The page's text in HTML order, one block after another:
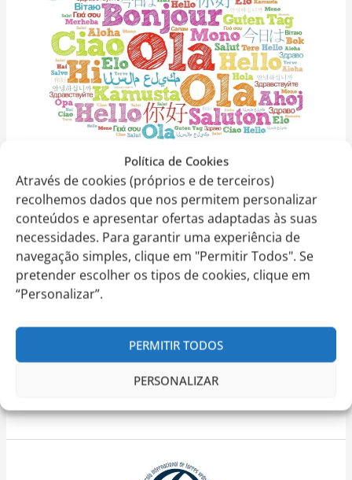
Política de Cookies
Através de cookies (próprios e de terceiros)
recolhemos dados que nos permitem personalizar
conteúdos e apresentar ofertas adaptadas às suas
necessidades. Para garantir uma experiência de
navegação simples, clique em "Permitir Todos". Se
pretender escolher os tipos de cookies, clique em
“Personalizar”.
PERMITIR TODOS
PERSONALIZAR
CEE: 13 – 2023.2024 – Dia
Europeu das Línguas
Comunicados, Comunicados 2023-2024,nacional 23-24
Bernardo Silva
Exmo.(a) Encarregado(a) de Educação, A EITV lançou o
Currículo Internacional de Cambridge e os professores
Línguas (DEL). Temos, por isso, o prazer de o convidar a si
2023.2024
Europeu
Línguas